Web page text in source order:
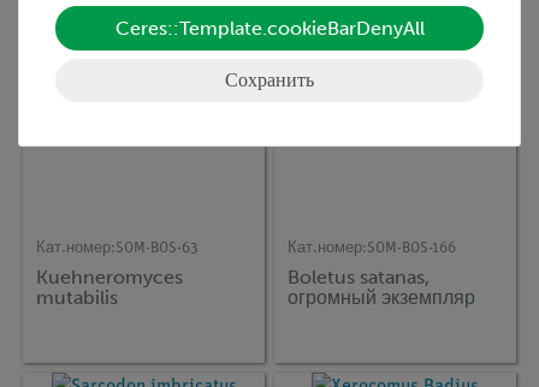
Кат.номер:SOM-BOS-63
Kuehneromyces
mutabilis
Кат.номер:SOM-BOS-166
Boletus satanas,
огромный экземпляр
Ceres::Template.cookieBarDenyAll
Сохранить